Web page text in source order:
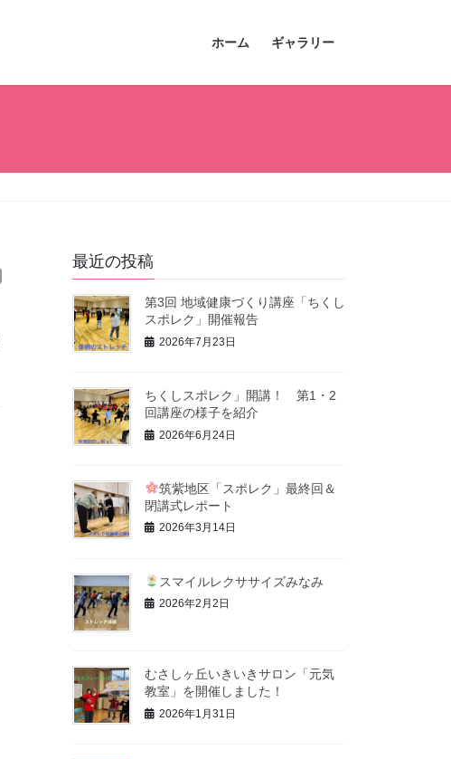
ホーム ギャラリー
最近の投稿
第3回 地域健康づくり講座「ちくし
スポレク」開催報告
2026年7月23日
ちくしスポレク」開講！ 第1・2
回講座の様子を紹介
2026年6月24日
筑紫地区「スポレク」最終回＆
閉講式レポート
2026年3月14日
スマイルレクササイズみなみ
2026年2月2日
むさしヶ丘いきいきサロン「元気
教室」を開催しました！
2026年1月31日